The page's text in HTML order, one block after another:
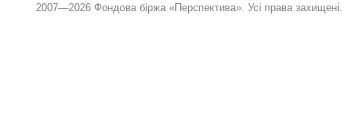
2007—2026 Фондова біржа «Перспектива». Усі права захищені.